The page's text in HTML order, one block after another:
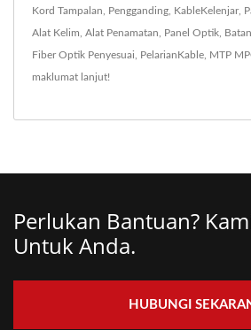
Kord Tampalan Pengganding KableKelenjar,
Alat Kelim Alat Penamatan Panel Optik
Fiber Optik Penyesuai PelarianKable MTP
maklumat lanjut!
Perlukan Bantuan?
Untuk Anda.
HUBUNGI